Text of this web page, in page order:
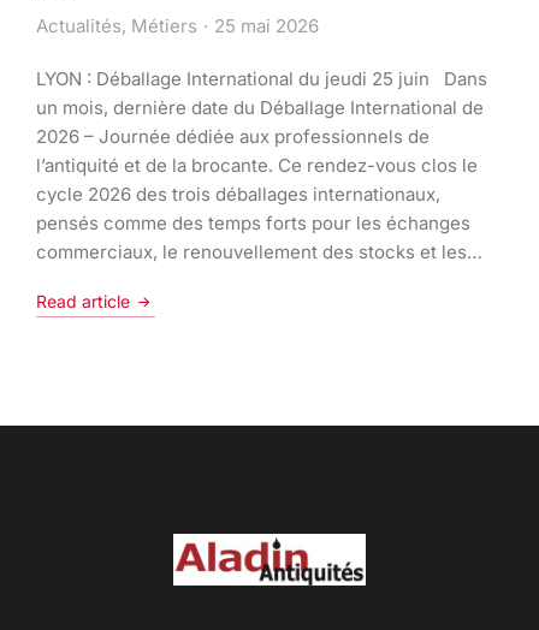
Actualités, Métiers 25 mai 2026
LYON : Déballage International du jeudi 25 juin Dans
un mois, dernière date du Déballage International de
2026 – Journée dédiée aux professionnels de
l’antiquité et de la brocante. Ce rendez-vous clos le
cycle 2026 des trois déballages internationaux,
pensés comme des temps forts pour les échanges
commerciaux, le renouvellement des stocks et les…
Read article